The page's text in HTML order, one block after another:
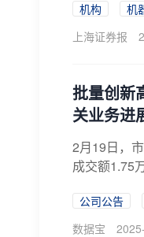
机构 机
上海证券报
批量创新
关业务进
2月19日，
成交额1.75
公司公告
数据宝